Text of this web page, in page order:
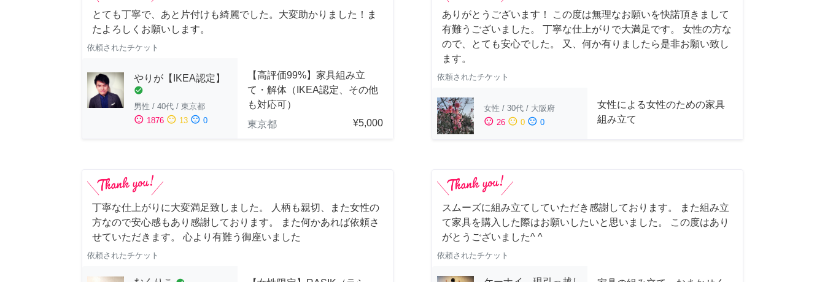
とても丁寧で、あと片付けも綺麗でした。大変助かりました！ま
たよろしくお願いします。
依頼されたチケット
やりが【IKEA認定】
check_circle
男性 / 40代 / 東京都
sentiment_satisfied 1876 sentiment_neutral 13 sentiment_dissatisfied 0
【高評価99%】家具組み立
て・解体（IKEA認定、その他
も対応可）
東京都
¥5,000
ありがとうございます！ この度は無理なお願いを快諾頂きまして
有難うございました。 丁寧な仕上がりで大満足です。 女性の方な
ので、とても安心でした。 又、何か有りましたら是非お願い致し
ます。
依頼されたチケット
女性 / 30代 / 大阪府
sentiment_satisfied 26 sentiment_neutral 0 sentiment_dissatisfied 0
女性による女性のための家具
組み立て
丁寧な仕上がりに大変満足致しました。 人柄も親切、また女性の
方なので安心感もあり感謝しております。 また何かあれば依頼さ
せていただきます。 心より有難う御座いました
依頼されたチケット
スムーズに組み立てしていただき感謝しております。 また組み立
て家具を購入した際はお願いしたいと思いました。 この度はあり
がとうございました^ ^
依頼されたチケット